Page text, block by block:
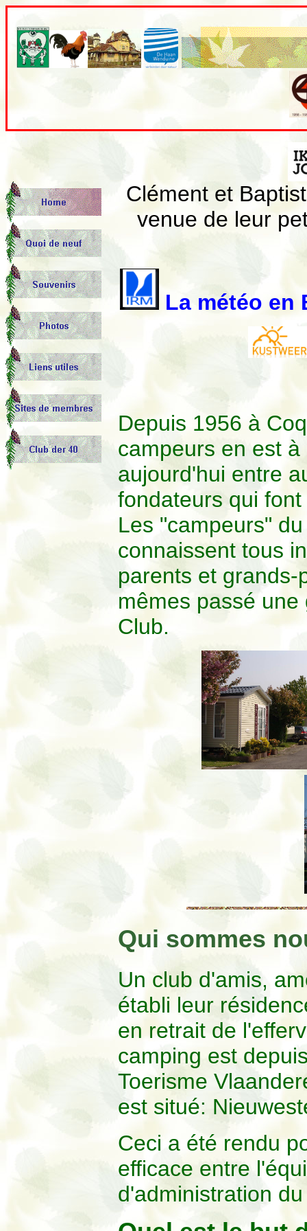
Clément et
venue de leur
La météo en
Depuis 1956 à
campeurs en est
aujourd'hui entre
fondateurs qui
Les "campeurs"
connaissent tous
parents et
mêmes passé
Club.
Qui sommes
Un club d'amis,
établi leur
en retrait de
camping est
Toerisme
est situé:
Ceci a été rendu
efficace entre
d'administration